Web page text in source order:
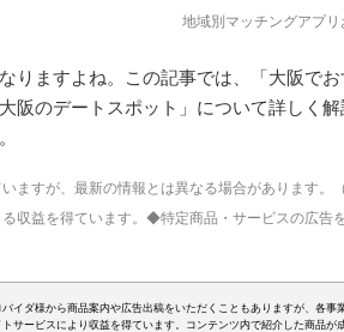
地域別マッチングアプリ
りますよね。この記事では、「大阪でお
阪のデートスポット」について詳しく解
ますが、最新の情報とは異なる場合があります。
収益を得ています。◆特定商品・サービスの広告
イダ様から商品案内や広告出稿をいただくこともありますが、各事
サービスにより収益を得ています。コンテンツ内で紹介した商品が